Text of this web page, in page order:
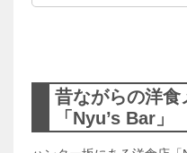
昔ながらの洋食
「Nyu’s Bar」